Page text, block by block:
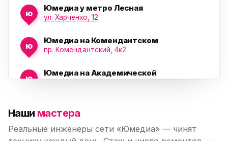
ю
Юмедиа у метро Лесная
ул. Харченко, 12
ю
Юмедиа на Комендантском
пр. Комендантский, 4к2
ю
Юмедиа на Академической
ю Морская набережная, 35
Юмедиа на Наставников
Наши мастера
Реальные инженеры сети «Юмедиа» — чинят